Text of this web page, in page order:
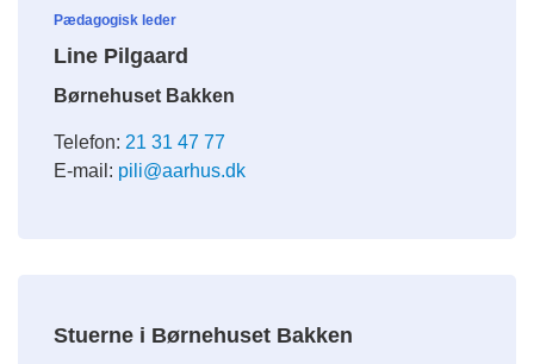
Pædagogisk leder
Line Pilgaard
Børnehuset Bakken
Telefon: 21 31 47 77
E-mail: pili@aarhus.dk
Stuerne i Børnehuset Bakken